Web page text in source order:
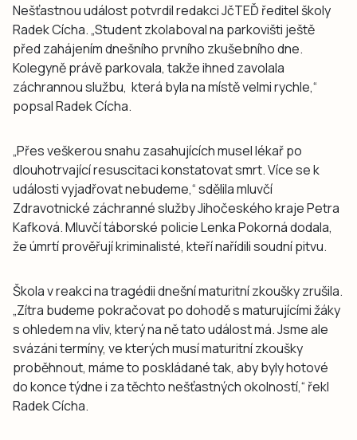
Nešťastnou událost potvrdil redakci JčTEĎ ředitel školy
Radek Cícha. „Student zkolaboval na parkovišti ještě
před zahájením dnešního prvního zkušebního dne.
Kolegyně právě parkovala, takže ihned zavolala
záchrannou službu, která byla na místě velmi rychle,“
popsal Radek Cícha.
„Přes veškerou snahu zasahujících musel lékař po
dlouhotrvající resuscitaci konstatovat smrt. Více se k
události vyjadřovat nebudeme,“ sdělila mluvčí
Zdravotnické záchranné služby Jihočeského kraje Petra
Kafková. Mluvčí táborské policie Lenka Pokorná dodala,
že úmrtí prověřují kriminalisté, kteří nařídili soudní pitvu.
Škola v reakci na tragédii dnešní maturitní zkoušky zrušila.
„Zítra budeme pokračovat po dohodě s maturujícími žáky
s ohledem na vliv, který na ně tato událost má. Jsme ale
svázáni termíny, ve kterých musí maturitní zkoušky
proběhnout, máme to poskládané tak, aby byly hotové
do konce týdne i za těchto nešťastných okolností,“ řekl
Radek Cícha.